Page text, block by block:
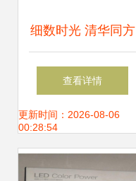
细数时光 清华同方
真爱S8260台式电
脑的情怀与今日下
载指南
查看详情
更新时间：2026-08-06
00:28:54